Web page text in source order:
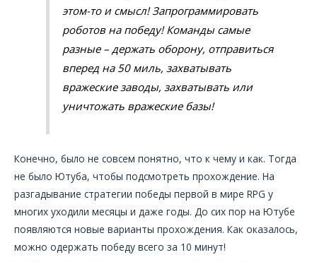
этом-то и смысл! Запрограммировать
роботов на победу! Команды самые
разные – держать оборону, отправиться
вперед на 50 миль, захватывать
вражеские заводы, захватывать или
уничтожать вражеские базы!
Конечно, было не совсем понятно, что к чему и как. Тогда
не было Ютуба, чтобы подсмотреть прохождение. На
разгадывание стратегии победы первой в мире RPG у
многих уходили месяцы и даже годы. До сих пор на Ютубе
появляются новые варианты прохождения. Как оказалось,
можно одержать победу всего за 10 минут!